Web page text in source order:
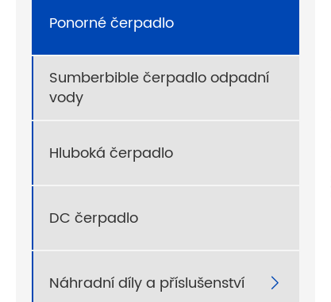
Ponorné čerpadlo
Sumberbible čerpadlo odpadní
vody
Hluboká čerpadlo
DC čerpadlo
Náhradní díly a příslušenství 